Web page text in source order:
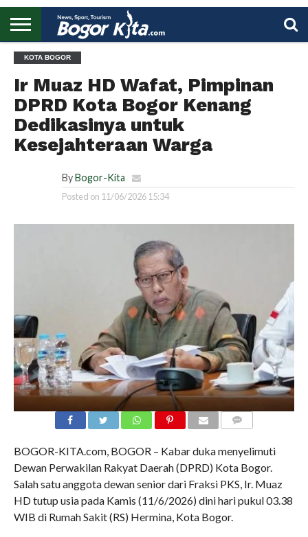
BOGOR
REGIONAL
NASIONAL
PENDIDIKAN
WISATA
OLAHRAGA
LAPORAN
PROFIL
KOTA BOGOR
Ir Muaz HD Wafat, Pimpinan
DPRD Kota Bogor Kenang
Dedikasinya untuk
Kesejahteraan Warga
By Bogor-Kita
Posted on 11/06/2026 15:34
BOGOR-KITA.com, BOGOR – Kabar duka menyelimuti
Dewan Perwakilan Rakyat Daerah (DPRD) Kota Bogor.
Salah satu anggota dewan senior dari Fraksi PKS, Ir. Muaz
HD tutup usia pada Kamis (11/6/2026) dini hari pukul 03.38
WIB di Rumah Sakit (RS) Hermina, Kota Bogor.